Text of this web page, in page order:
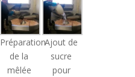
Préparation
de la
mêlée
Ajout de
sucre
pour